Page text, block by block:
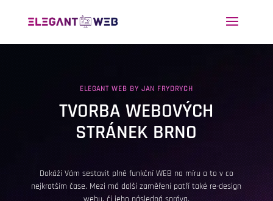
ELEGANT WEB BY JAN FRYDRYCH
TVORBA WEBOVÝCH
STRÁNEK BRNO
Dokáži Vám sestavit plně funkční WEB na míru a to v co
nejkratším čase. Mezi má další zaměření patří také re-design